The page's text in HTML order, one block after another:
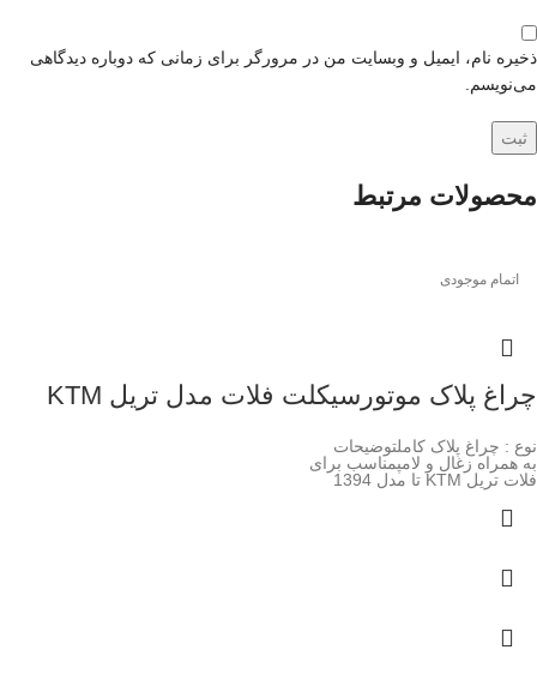
ذخیره نام، ایمیل و وبسایت من در مرورگر برای زمانی که دوباره دیدگاهی
می‌نویسم.
محصولات مرتبط
اتمام موجودی
چراغ پلاک موتورسیکلت فلات مدل تریل KTM
نوع : چراغ پلاک کاملتوضیحات
به همراه زغال و لامپمناسب برای
فلات تریل KTM تا مدل 1394